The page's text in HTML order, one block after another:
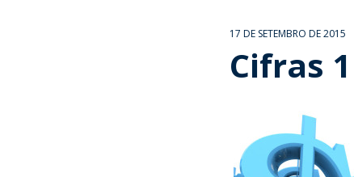
17 DE SETEMBRO DE 2015
Cifras 1